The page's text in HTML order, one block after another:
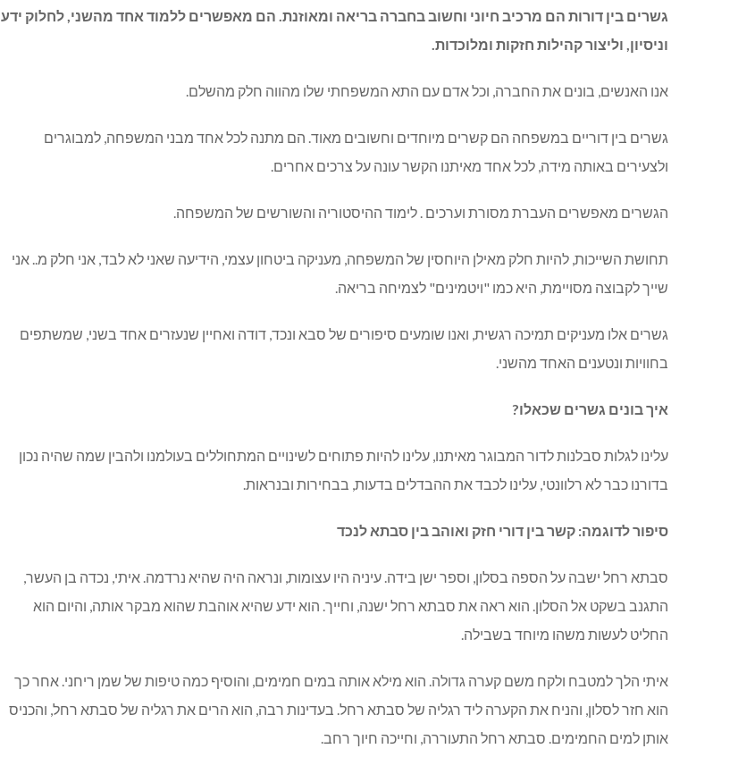
גשרים בין דורות הם מרכיב חיוני וחשוב בחברה בריאה ומאוזנת. הם מאפשרים ללמוד אחד מהשני, לחלוק ידע
וניסיון, וליצור קהילות חזקות ומלוכדות.
אנו האנשים, בונים את החברה, וכל אדם עם התא המשפחתי שלו מהווה חלק מהשלם.
גשרים בין דוריים במשפחה הם קשרים מיוחדים וחשובים מאוד. הם מתנה לכל אחד מבני המשפחה, למבוגרים
ולצעירים באותה מידה, לכל אחד מאיתנו הקשר עונה על צרכים אחרים.
הגשרים מאפשרים העברת מסורת וערכים . לימוד ההיסטוריה והשורשים של המשפחה.
תחושת השייכות, להיות חלק מאילן היוחסין של המשפחה, מעניקה ביטחון עצמי, הידיעה שאני לא לבד, אני חלק מ.. אני
שייך לקבוצה מסויימת, היא כמו "ויטמינים" לצמיחה בריאה.
גשרים אלו מעניקים תמיכה רגשית, ואנו שומעים סיפורים של סבא ונכד, דודה ואחיין שנעזרים אחד בשני, שמשתפים
בחוויות ונטענים האחד מהשני.
איך בונים גשרים שכאלו?
עלינו לגלות סבלנות לדור המבוגר מאיתנו, עלינו להיות פתוחים לשינויים המתחוללים בעולמנו ולהבין שמה שהיה נכון
בדורנו כבר לא רלוונטי, עלינו לכבד את ההבדלים בדעות, בבחירות ובנראות.
סיפור לדוגמה: קשר בין דורי חזק ואוהב בין סבתא לנכד
סבתא רחל ישבה על הספה בסלון, וספר ישן בידה. עיניה היו עצומות, ונראה היה שהיא נרדמה. איתי, נכדה בן העשר,
התגנב בשקט אל הסלון. הוא ראה את סבתא רחל ישנה, וחייך. הוא ידע שהיא אוהבת שהוא מבקר אותה, והיום הוא
החליט לעשות משהו מיוחד בשבילה.
איתי הלך למטבח ולקח משם קערה גדולה. הוא מילא אותה במים חמימים, והוסיף כמה טיפות של שמן ריחני. אחר כך
הוא חזר לסלון, והניח את הקערה ליד רגליה של סבתא רחל. בעדינות רבה, הוא הרים את רגליה של סבתא רחל, והכניס
אותן למים החמימים. סבתא רחל התעוררה, וחייכה חיוך רחב.